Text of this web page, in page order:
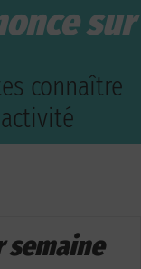
sur
connaître
semaine